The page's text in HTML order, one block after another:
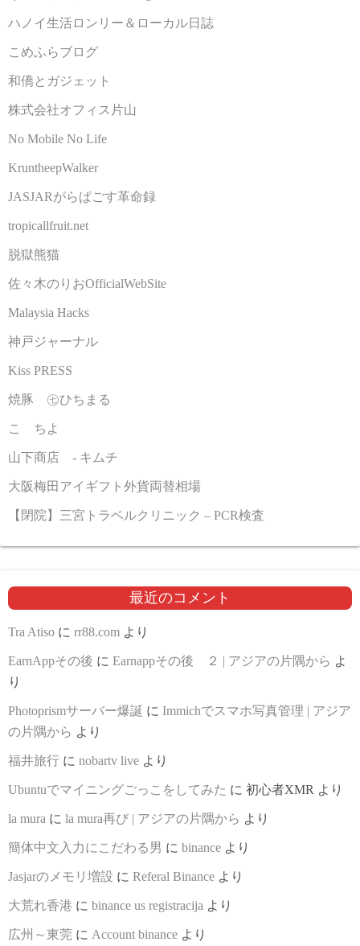
ハノイ生活ロンリー＆ローカル日誌
こめふらブログ
和僑とガジェット
株式会社オフィス片山
No Mobile No Life
KruntheepWalker
JASJARがらぱごす革命録
tropicallfruit.net
脱獄熊猫
佐々木のりおOfficialWebSite
Malaysia Hacks
神戸ジャーナル
Kiss PRESS
焼豚 ㊆ひちまる
こゝちよ
山下商店 - キムチ
大阪梅田アイギフト外貨両替相場
【閉院】三宮トラベルクリニック – PCR検査
最近のコメント
Tra Atiso に rr88.com より
EarnAppその後 に Earnappその後 ２ | アジアの片隅から よ
り
Photoprismサーバー爆誕 に Immichでスマホ写真管理 | アジア
の片隅から より
福井旅行 に nobartv live より
Ubuntuでマイニングごっこをしてみた に 初心者XMR より
la mura に la mura再び | アジアの片隅から より
簡体中文入力にこだわる男 に binance より
Jasjarのメモリ増設 に Referal Binance より
大荒れ香港 に binance us registracija より
広州～東莞 に Account binance より